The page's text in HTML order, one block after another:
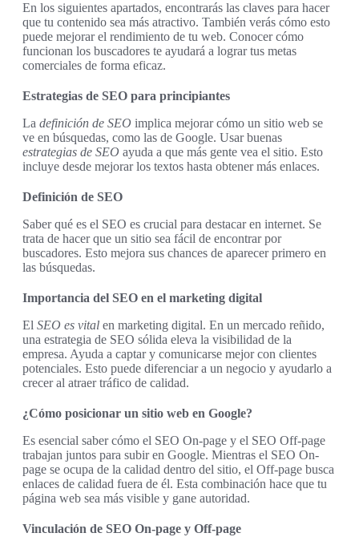
En los siguientes apartados, encontrarás las claves para hacer
que tu contenido sea más atractivo. También verás cómo esto
puede mejorar el rendimiento de tu web. Conocer cómo
funcionan los buscadores te ayudará a lograr tus metas
comerciales de forma eficaz.
Estrategias de SEO para principiantes
La definición de SEO implica mejorar cómo un sitio web se
ve en búsquedas, como las de Google. Usar buenas
estrategias de SEO ayuda a que más gente vea el sitio. Esto
incluye desde mejorar los textos hasta obtener más enlaces.
Definición de SEO
Saber qué es el SEO es crucial para destacar en internet. Se
trata de hacer que un sitio sea fácil de encontrar por
buscadores. Esto mejora sus chances de aparecer primero en
las búsquedas.
Importancia del SEO en el marketing digital
El SEO es vital en marketing digital. En un mercado reñido,
una estrategia de SEO sólida eleva la visibilidad de la
empresa. Ayuda a captar y comunicarse mejor con clientes
potenciales. Esto puede diferenciar a un negocio y ayudarlo a
crecer al atraer tráfico de calidad.
¿Cómo posicionar un sitio web en Google?
Es esencial saber cómo el SEO On-page y el SEO Off-page
trabajan juntos para subir en Google. Mientras el SEO On-
page se ocupa de la calidad dentro del sitio, el Off-page busca
enlaces de calidad fuera de él. Esta combinación hace que tu
página web sea más visible y gane autoridad.
Vinculación de SEO On-page y Off-page